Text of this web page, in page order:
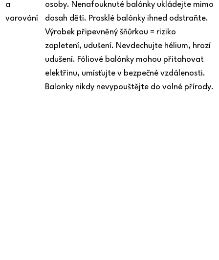
a
varování
osoby. Nenafouknuté balónky ukládejte mimo
dosah dětí. Prasklé balónky ihned odstraňte.
Výrobek připevněný šňůrkou = riziko
zapletení, udušení. Nevdechujte hélium, hrozí
udušení. Fóliové balónky mohou přitahovat
elektřinu, umísťujte v bezpečné vzdálenosti.
Balonky nikdy nevypouštějte do volné přírody.